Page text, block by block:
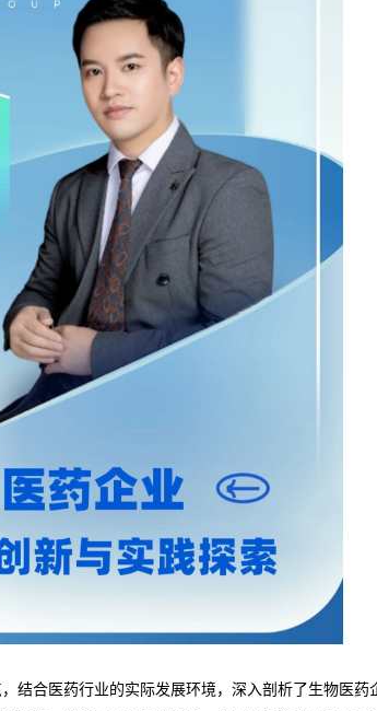
结合医药行业的实际发展环境，深入剖析了生物医